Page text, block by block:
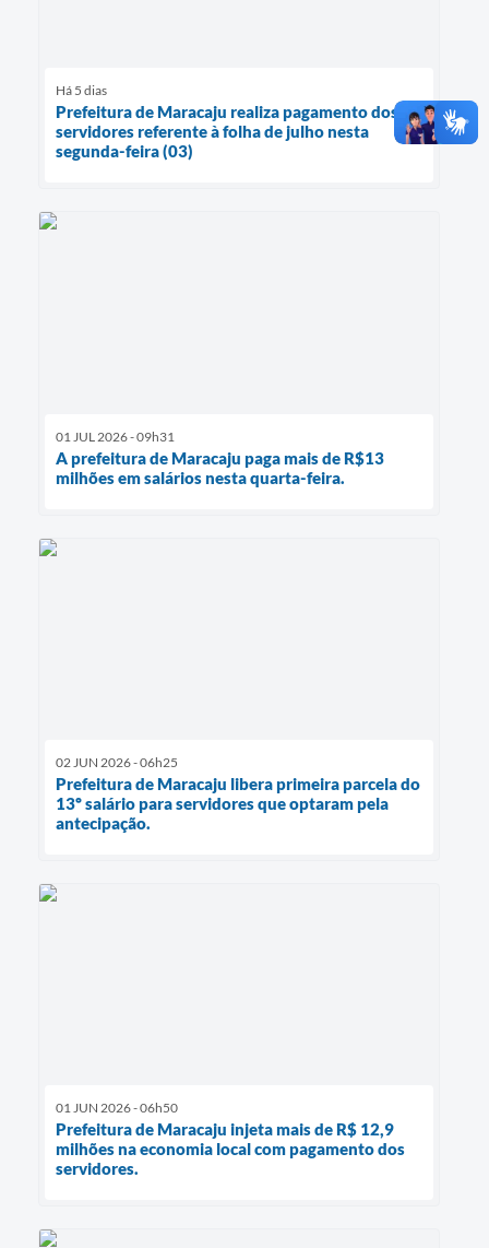
Há 5 dias
Prefeitura de Maracaju realiza pagamento dos
servidores referente à folha de julho nesta
segunda-feira (03)
01 JUL 2026 - 09h31
A prefeitura de Maracaju paga mais de R$13
milhões em salários nesta quarta-feira.
02 JUN 2026 - 06h25
Prefeitura de Maracaju libera primeira parcela do
13º salário para servidores que optaram pela
antecipação.
01 JUN 2026 - 06h50
Prefeitura de Maracaju injeta mais de R$ 12,9
milhões na economia local com pagamento dos
servidores.